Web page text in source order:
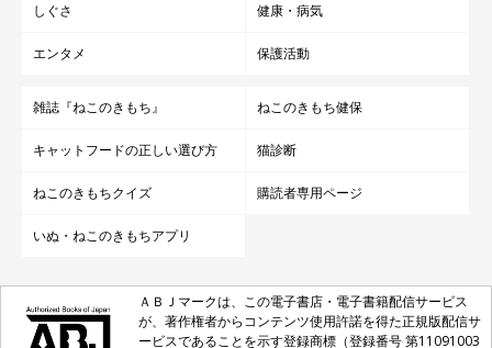
しぐさ 健康・病気
エンタメ 保護活動
雑誌『ねこのきもち』 ねこのきもち健保
キャットフードの正しい選び方 猫診断
ねこのきもちクイズ 購読者専用ページ
いぬ・ねこのきもちアプリ
ＡＢＪマークは、この電子書店・電子書籍配信サービス
が、著作権者からコンテンツ使用許諾を得た正規版配信サ
ービスであることを示す登録商標（登録番号 第11091003